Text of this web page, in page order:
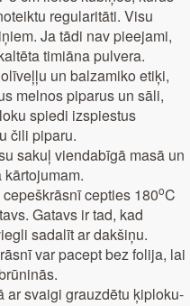
regularitāti. Visu
Ja tādi nav pieejami,
timiāna pulvera.
un balzamiko etiķi,
melnos piparus un sāli,
spiedi izspiestus
čili piparu.
sakuļ viendabīgā masā un
cepties 180oC
Gatavs ir tad, kad
sadalīt ar dakšiņu.
var pacept bez folija, lai
ar svaigi grauzdētu ķiploku-